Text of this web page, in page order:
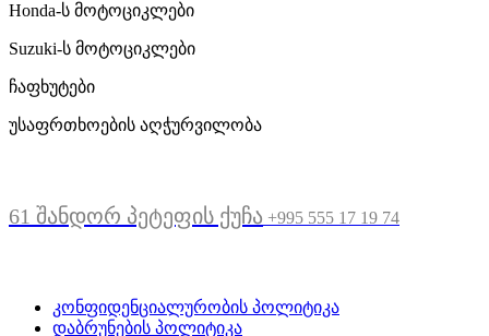
Honda-ს მოტოციკლები
Suzuki-ს მოტოციკლები
ჩაფხუტები
უსაფრთხოების აღჭურვილობა
61 შანდორ პეტეფის ქუჩა +995 555 17 19 74
კონფიდენციალურობის პოლიტიკა
დაბრუნების პოლიტიკა